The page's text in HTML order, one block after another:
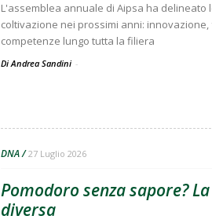
L'assemblea annuale di Aipsa ha
coltivazione nei prossimi anni:
competenze lungo tutta la filiera
Di Andrea Sandini -
DNA 27 Luglio 2026
Pomodoro senza sapore?
diversa